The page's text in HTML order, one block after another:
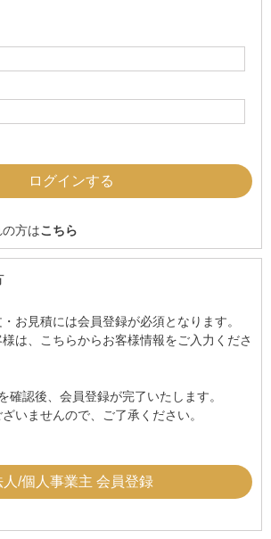
方はこちら
お見積には会員登録が必須となります。
は、こちらからお客様情報をご入力くださ
確認後、会員登録が完了いたします。
いませんので、ご了承ください。